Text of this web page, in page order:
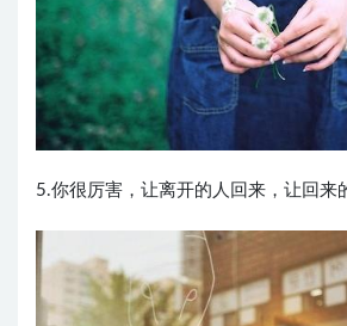
5.你很厉害，让离开的人回来，让回来